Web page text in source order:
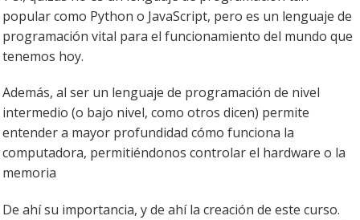
popular como Python o JavaScript, pero es un lenguaje de
programación vital para el funcionamiento del mundo que
tenemos hoy.
Además, al ser un lenguaje de programación de nivel
intermedio (o bajo nivel, como otros dicen) permite
entender a mayor profundidad cómo funciona la
computadora, permitiéndonos controlar el hardware o la
memoria
De ahí su importancia, y de ahí la creación de este curso.